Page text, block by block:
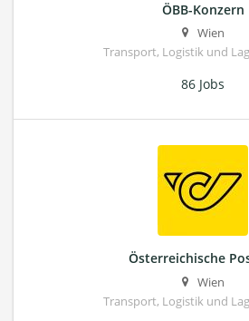
ÖBB-Konzern
Wien
Transport, Logistik und
86 Jobs
Österreichische
Wien
Transport, Logistik und